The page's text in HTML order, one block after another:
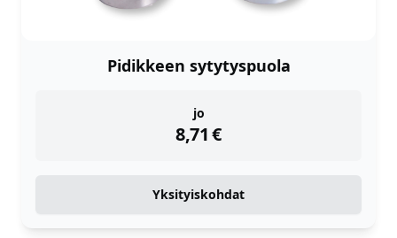
Pidikkeen sytytyspuola
jo
8,71€
instock
Yksityiskohdat